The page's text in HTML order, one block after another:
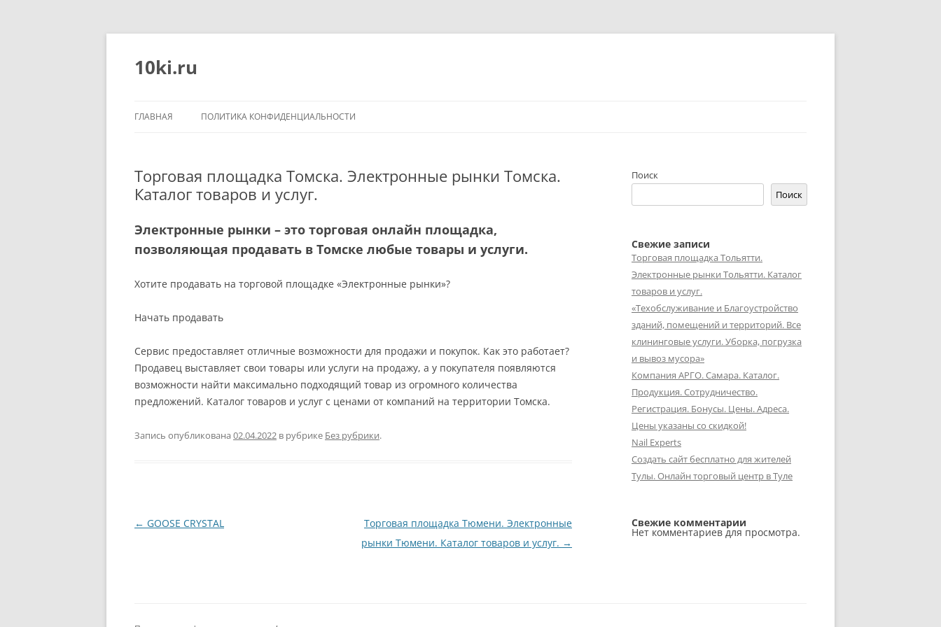
Перейти
содержимому
10ki.ru
ГЛАВНАЯ ПОЛИТИКА КОНФИДЕНЦИАЛЬНОСТИ
Торговая площадка Томска. Электронные рынки Томска.
Каталог товаров и услуг.
Электронные рынки – это торговая онлайн площадка,
позволяющая продавать в Томске любые товары и услуги.
Хотите продавать на торговой площадке «Электронные рынки»?
Начать продавать
Сервис предоставляет отличные возможности для продажи и покупок. Как это работает?
Продавец выставляет свои товары или услуги на продажу, а у покупателя появляются
возможности найти максимально подходящий товар из огромного количества
предложений. Каталог товаров и услуг с ценами от компаний на территории Томска.
Запись опубликована 02.04.2022 в рубрике Без рубрики.
Навигация
← GOOSE CRYSTAL
Торговая площадка Тюмени. Электронные
рынки Тюмени. Каталог товаров и услуг. →
Поиск
Поиск
Свежие записи
Торговая площадка Тольятти.
Электронные рынки Тольятти. Каталог
товаров и услуг.
«Техобслуживание и Благоустройство
зданий, помещений и территорий. Все
клининговые услуги. Уборка, погрузка
и вывоз мусора»
Компания АРГО. Самара. Каталог.
Продукция. Сотрудничество.
Регистрация. Бонусы. Цены. Адреса.
Цены указаны со скидкой!
Nail Experts
Создать сайт бесплатно для жителей
Тулы. Онлайн торговый центр в Туле
Свежие комментарии
Нет комментариев для просмотра.